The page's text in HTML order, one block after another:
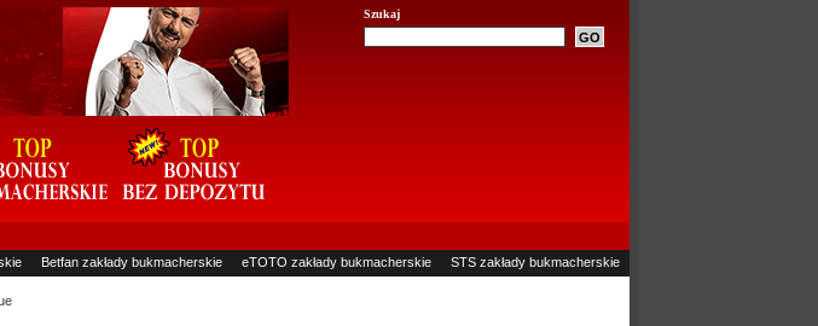
Szukaj
Betfan zakłady bukmacherskie eTOTO zakłady bukmacherskie STS zakłady bukmacherskie